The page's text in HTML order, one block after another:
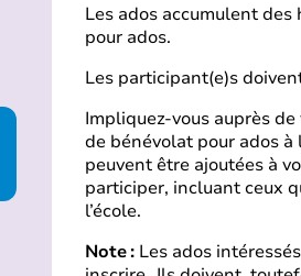
Les ados accumulent
pour ados.
Les participant(e)s
Impliquez-vous auprès
de bénévolat pour ados
peuvent être ajoutées à
participer, incluant ceux
l’école.
Note : Les ados